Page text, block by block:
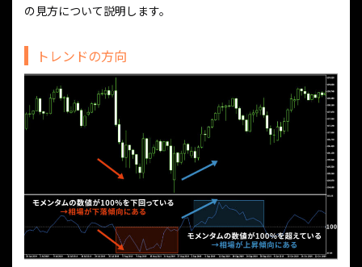
の見方について説明します。
トレンドの方向